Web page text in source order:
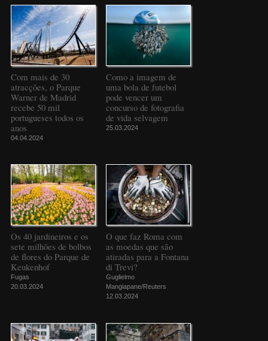
Com mais de 30
atracções, o Parque
Warner de Madrid
recebe 50 mil
portugueses todos os
anos
04.04.2024
Como a imagem de
uma bola de futebol
pode vencer um
concurso de fotografia
de vida selvagem
25.03.2024
Os 40 jardineiros e os
sete milhões de bolbos
de flores do Parque de
Keukenhof
Fugas
20.03.2024
O que faz Roma com
as moedas que são
atiradas para a Fontana
di Trevi?
Guglielmo
Mangiapane/Reuters
12.03.2024